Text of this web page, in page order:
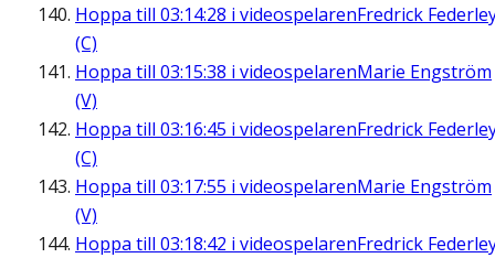
Hoppa till 03:14:28 i videospelarenFredrick
(C)
Hoppa till 03:15:38 i videospelarenMarie Engström
(V)
Hoppa till 03:16:45 i videospelarenFredrick
(C)
Hoppa till 03:17:55 i videospelarenMarie Engström
(V)
Hoppa till 03:18:42 i videospelarenFredrick